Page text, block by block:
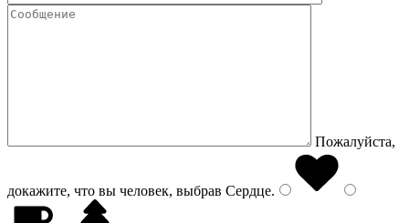
Пожалуйста,
докажите, что вы человек, выбрав Сердце.